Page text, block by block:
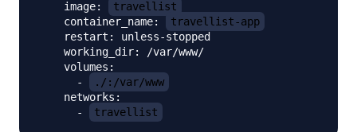
    image:
travellist
    container_name:
travellist-app
    restart: unless-stopped
    working_dir: /var/www/
    volumes:
      -
./:/var/www
    networks:
      -
travellist